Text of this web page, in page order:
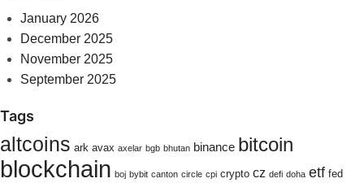
January 2026
December 2025
November 2025
September 2025
Tags
altcoins ark avax axelar bgb bhutan binance bitcoin
blockchain boj bybit canton circle cpi crypto cz defi doha etf fed